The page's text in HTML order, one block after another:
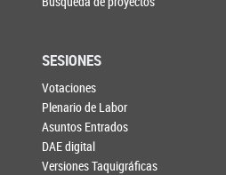
SESIONES
Votaciones
Plenario de Labor
Asuntos Entrados
DAE digital
Versiones Taquigráficas